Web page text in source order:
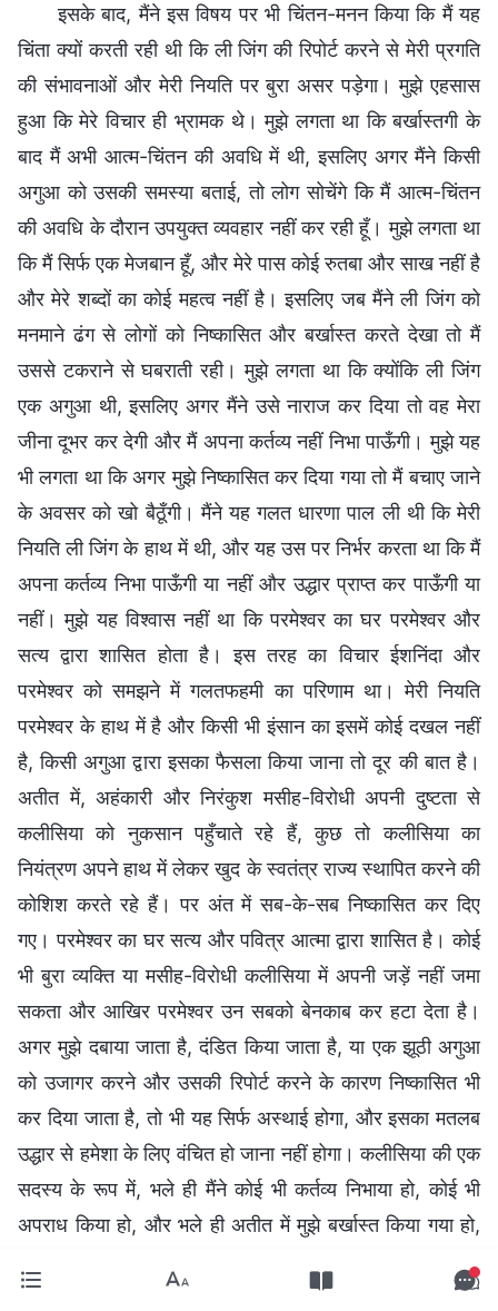
इसके बाद, मैंने इस विषय पर भी चिंतन-मनन किया कि मैं यह
चिंता क्यों करती रही थी कि ली जिंग की रिपोर्ट करने से मेरी प्रगति
की संभावनाओं और मेरी नियति पर बुरा असर पड़ेगा। मुझे एहसास
हुआ कि मेरे विचार ही भ्रामक थे। मुझे लगता था कि बर्खास्तगी के
बाद मैं अभी आत्म-चिंतन की अवधि में थी, इसलिए अगर मैंने किसी
अगुआ को उसकी समस्या बताई, तो लोग सोचेंगे कि मैं आत्म-चिंतन
की अवधि के दौरान उपयुक्त व्यवहार नहीं कर रही हूँ। मुझे लगता था
कि मैं सिर्फ एक मेजबान हूँ, और मेरे पास कोई रुतबा और साख नहीं है
और मेरे शब्दों का कोई महत्व नहीं है। इसलिए जब मैंने ली जिंग को
मनमाने ढंग से लोगों को निष्कासित और बर्खास्त करते देखा तो मैं
उससे टकराने से घबराती रही। मुझे लगता था कि क्योंकि ली जिंग
एक अगुआ थी, इसलिए अगर मैंने उसे नाराज कर दिया तो वह मेरा
जीना दूभर कर देगी और मैं अपना कर्तव्य नहीं निभा पाऊँगी। मुझे यह
भी लगता था कि अगर मुझे निष्कासित कर दिया गया तो मैं बचाए जाने
के अवसर को खो बैठूँगी। मैंने यह गलत धारणा पाल ली थी कि मेरी
नियति ली जिंग के हाथ में थी, और यह उस पर निर्भर करता था कि मैं
अपना कर्तव्य निभा पाऊँगी या नहीं और उद्धार प्राप्त कर पाऊँगी या
नहीं। मुझे यह विश्वास नहीं था कि परमेश्वर का घर परमेश्वर और
सत्य द्वारा शासित होता है। इस तरह का विचार ईशनिंदा और
परमेश्वर को समझने में गलतफहमी का परिणाम था। मेरी नियति
परमेश्वर के हाथ में है और किसी भी इंसान का इसमें कोई दखल नहीं
है, किसी अगुआ द्वारा इसका फैसला किया जाना तो दूर की बात है।
अतीत में, अहंकारी और निरंकुश मसीह-विरोधी अपनी दुष्टता से
कलीसिया को नुकसान पहुँचाते रहे हैं, कुछ तो कलीसिया का
नियंत्रण अपने हाथ में लेकर खुद के स्वतंत्र राज्य स्थापित करने की
कोशिश करते रहे हैं। पर अंत में सब-के-सब निष्कासित कर दिए
गए। परमेश्वर का घर सत्य और पवित्र आत्मा द्वारा शासित है। कोई
भी बुरा व्यक्ति या मसीह-विरोधी कलीसिया में अपनी जड़ें नहीं जमा
सकता और आखिर परमेश्वर उन सबको बेनकाब कर हटा देता है।
अगर मुझे दबाया जाता है, दंडित किया जाता है, या एक झूठी अगुआ
को उजागर करने और उसकी रिपोर्ट करने के कारण निष्कासित भी
कर दिया जाता है, तो भी यह सिर्फ अस्थाई होगा, और इसका मतलब
उद्धार से हमेशा के लिए वंचित हो जाना नहीं होगा। कलीसिया की एक
सदस्य के रूप में, भले ही मैंने कोई भी कर्तव्य निभाया हो, कोई भी
अपराध किया हो, और भले ही अतीत में मुझे बर्खास्त किया गया हो,
कलीसिया के काम को नुकसान पहुंचाते या परमेश्वर के चुने हुए लोगों